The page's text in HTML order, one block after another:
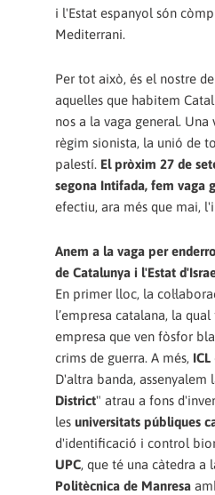
i l'Estat espanyol són
Mediterrani.
Per tot això, és el nostre
aquelles que habitem
nos a la vaga general.
règim sionista, la unió de
palestí. El pròxim 27 de
segona Intifada, fem vaga
efectiu, ara més que mai,
Anem a la vaga per
de Catalunya i l'Estat
En primer lloc, la
l’empresa catalana, la
empresa que ven fòsfor
crims de guerra. A més, ICL
D'altra banda,
District" atrau a fons
les universitats públiques
d'identificació i control
UPC, que té una càtedra a
Politècnica de Manresa